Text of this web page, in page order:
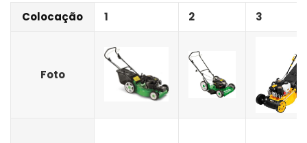
Colocação 1 2 3
Foto